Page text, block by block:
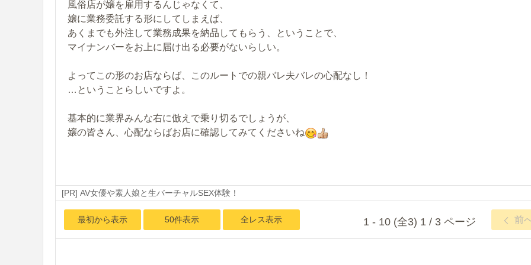
風俗店が嬢を雇用するんじゃなくて、
嬢に業務委託する形にしてしまえば、
あくまでも外注して業務成果を納品してもらう、ということで、
マイナンバーをお上に届け出る必要がないらしい。
よってこの形のお店ならば、このルートでの親バレ夫バレの心配なし！
…ということらしいですよ。
基本的に業界みんな右に倣えで乗り切るでしょうが、
嬢の皆さん、心配ならばお店に確認してみてくださいね
[PR] AV女優や素人娘と生バーチャルSEX体験！
最初から表示 50件表示 全レス表示 1 - 10 (全3) 1 / 3 ページ 前